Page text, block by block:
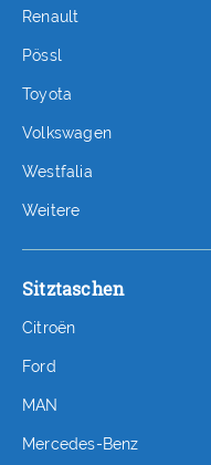
Renault
Pössl
Toyota
Volkswagen
Westfalia
Weitere
Sitztaschen
Citroën
Ford
MAN
Mercedes-Benz